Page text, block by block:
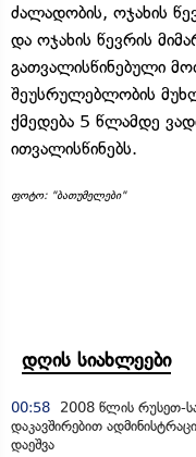
ძალადობის, ოჯახის
და ოჯახის წევრის
გათვალისწინებული
შეუსრულებლობის
ქმედება 5 წლამდე
ითვალისწინებს.
ფოტო: "ბათუმელები"
დღის სიახლეები
00:58
2008 წლის რუსეთ-
დაკავშირებით
დაეშვა